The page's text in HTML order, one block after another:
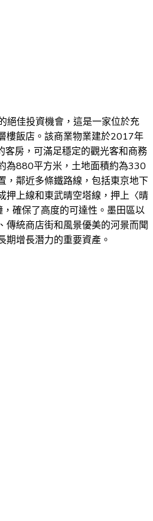
絕佳投資機會，這是一家位於充
樓飯店。該商業物業建於2017年
房，可滿足穩定的觀光客和商務
為880平方米，土地面積約為330
，鄰近多條鐵路線，包括東京地下
押上線和東武晴空塔線，押上〈晴
確保了高度的可達性。墨田區以
傳統商店街和風景優美的河景而聞
期增長潛力的重要資產。